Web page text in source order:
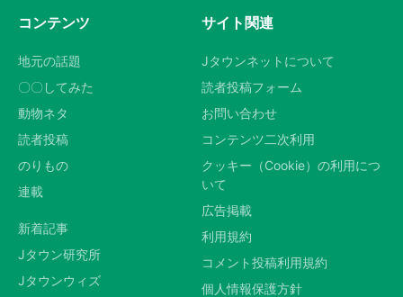
コンテンツ
地元の話題
〇〇してみた
動物ネタ
読者投稿
のりもの
連載
新着記事
Jタウン研究所
Jタウンウィズ
サイト関連
Jタウンネットについて
読者投稿フォーム
お問い合わせ
コンテンツ二次利用
クッキー（Cookie）の利用につ
いて
広告掲載
利用規約
コメント投稿利用規約
個人情報保護方針